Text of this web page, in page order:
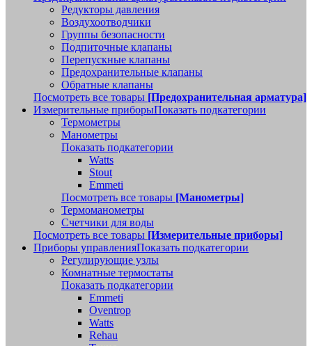
Редукторы давления
Воздухоотводчики
Группы безопасности
Подпиточные клапаны
Перепускные клапаны
Предохранительные клапаны
Обратные клапаны
Посмотреть все товары [Предохранительная арматура]
Измерительные приборыПоказать подкатегории
Термометры
Манометры
Показать подкатегории
Watts
Stout
Emmeti
Посмотреть все товары [Манометры]
Термоманометры
Счетчики для воды
Посмотреть все товары [Измерительные приборы]
Приборы управленияПоказать подкатегории
Регулирующие узлы
Комнатные термостаты
Показать подкатегории
Emmeti
Oventrop
Watts
Rehau